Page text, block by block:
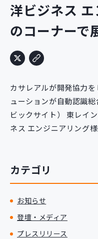
カスタマイズコース
パッケージ開発
導入事例
イベント・セミナー
ニュース
採用情報
洋ビジネス
のコーナーで
カサレアルが開発協力
ューションが自動認識
ビックサイト） 東レイ
ネス エンジニアリング
カテゴリ
お知らせ
登壇・メディア
プレスリリース